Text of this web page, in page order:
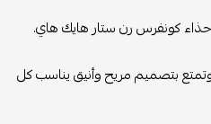
كونفرس رن ستار هايك هاي.
بتصميم مريح وأنيق يناسب كل